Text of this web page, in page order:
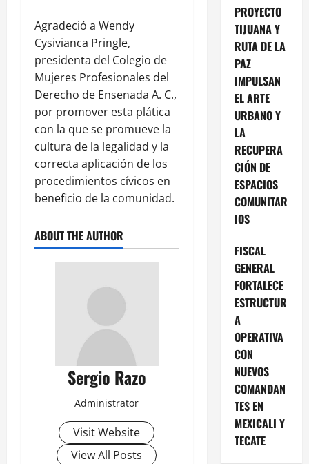
Agradeció a Wendy
Cysivianca Pringle,
presidenta del Colegio de
Mujeres Profesionales del
Derecho de Ensenada A. C.,
por promover esta plática
con la que se promueve la
cultura de la legalidad y la
correcta aplicación de los
procedimientos cívicos en
beneficio de la comunidad.
ABOUT THE AUTHOR
Sergio Razo
Administrator
Visit Website
View All Posts
PROYECTO
TIJUANA Y
RUTA DE LA
PAZ
IMPULSAN
EL ARTE
URBANO Y
LA
RECUPERA
CIÓN DE
ESPACIOS
COMUNITAR
IOS
FISCAL
GENERAL
FORTALECE
ESTRUCTUR
A
OPERATIVA
CON
NUEVOS
COMANDAN
TES EN
MEXICALI Y
TECATE